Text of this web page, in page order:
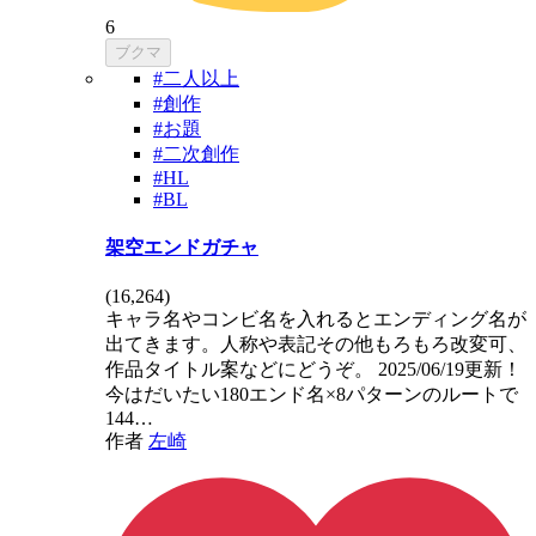
6
ブクマ
#二人以上
#創作
#お題
#二次創作
#HL
#BL
架空エンドガチャ
(16,264)
キャラ名やコンビ名を入れるとエンディング名が
出てきます。人称や表記その他もろもろ改変可、
作品タイトル案などにどうぞ。 2025/06/19更新！
今はだいたい180エンド名×8パターンのルートで
144…
作者 左崎